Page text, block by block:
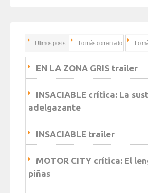
Ultimos posts Lo más comentado Lo
EN LA ZONA GRIS trailer
INSACIABLE crítica: La
adelgazante
INSACIABLE trailer
MOTOR CITY crítica: El
piñas